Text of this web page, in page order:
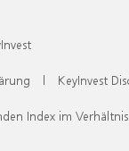
| KeyInvest
Index im